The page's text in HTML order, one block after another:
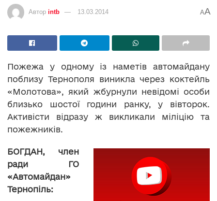
Автор intb 13.03.2014 AA
Пожежа у одному із наметів автомайдану
поблизу Тернополя виникла через коктейль
«Молотова», який жбурнули невідомі особи
близько шостої години ранку, у вівторок.
Активісти відразу ж викликали міліцію та
пожежників.
БОГДАН, член
ради ГО
«Автомайдан»
Тернопіль: